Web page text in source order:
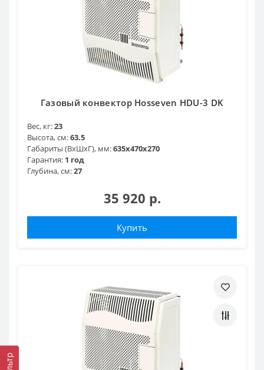
Газовый конвектор Hosseven HDU-3 DK
Вес, кг:23
Высота, см:63.5
Габариты (ВхШхГ), мм:635x470x270
Гарантия: 1 год
Глубина, см:27
35 920 р.
Купить